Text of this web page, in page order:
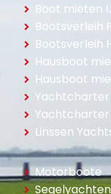
Boot mieten
Bootsverleih
Bootsverleih
Hausboot
Hausboot
Yachtcharter
Yachtcharter
Linssen
Motorboote
Segelyachten